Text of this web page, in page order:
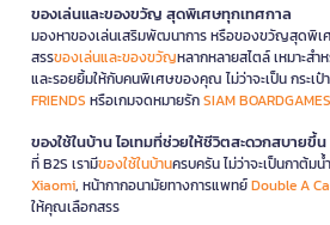
ของเล่นและของขวัญ สุดพิเศษทุกเทศกาล
มองหาของเล่นเสริมพัฒนาการ หรือของขวัญสุดพิเศ
สรรของเล่นและของขวัญหลากหลายสไตล์ เหมาะส
และรอยยิ้มให้กับคนพิเศษของคุณ ไม่ว่าจะเป็น กระเ
FRIENDS หรือเกมจดหมายรักSIAM BOARDGAMES
ของใช้ในบ้าน ไอเทมที่ช่วยให้ชีวิตสะดวกสบายขึ้น
ที่ B2S เรามีของใช้ในบ้านครบครัน ไม่ว่าจะเป็นกาต้มน้ำ
Xiaomi, หน้ากากอนามัยทางการแพทย์Double A
ให้คุณเลือกสรร